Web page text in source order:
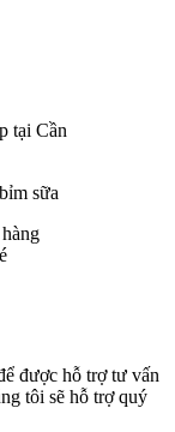
được hỗ trợ tư vấn
tôi sẽ hỗ trợ quý